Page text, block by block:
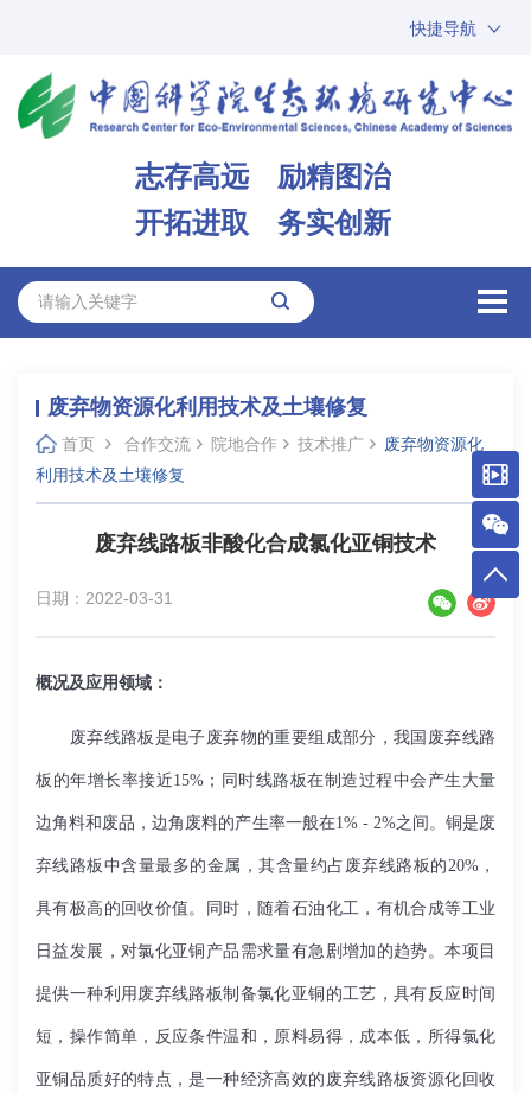
快捷导航
ARP
邮箱
志存高远 励精图治
开拓进取 务实创新
废弃物资源化利用技术及土壤修复
首页 合作交流 院地合作 技术推广
废弃物资源化
利用技术及土壤修复
废弃线路板非酸化合成氯化亚铜技术
日期：2022-03-31
概况及应用领域：
废弃线路板是电子废弃物的重要组成部分，我国废弃线路
板的年增长率接近15% ；同时线路板在制造过程中会产生大量
边角料和废品，边角废料的产生率一般在1% - 2%之间。铜是废
弃线路板中含量最多的金属，其含量约占废弃线路板的 20%，
具有极高的回收价值。同时，随着石油化工，有机合成等工业
日益发展，对氯化亚铜产品需求量有急剧增加的趋势。本项目
提供一种利用废弃线路板制备氯化亚铜的工艺，具有反应时间
短，操作简单，反应条件温和，原料易得，成本低，所得氯化
亚铜品质好的特点，是一种经济高效的废弃线路板资源化回收